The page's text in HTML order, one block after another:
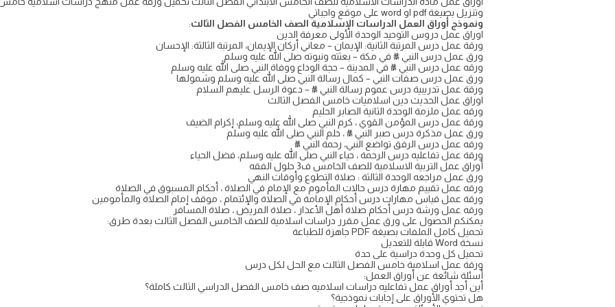
وتنزيل بصيغة pdf او word على موقع واجباتي
ونموذج أوراق العمل الدراسات الإسلامية الصف الخامس الفصل الثالث:
اوراق عمل دروس التوحيد الوحدة الأولى معرفة الدين
ورقة عمل درس المرتبة الثانية: الإيمان – معاني أركان الإيمان، المرتبة الثالثة: الإحسان
ورق عمل درس النبي ﷺ في مكة – بعثته ونبوته صلى الله عليه وسلم
ورقه عمل درس النبي ﷺ في المدينة – حجة الوداع ووفاة النبي صلى الله عليه وسلم
ورق عمل درس صفات النبي – كمال رسالة النبي صلى الله عليه وسلم وشمولها
ورقة عمل تدريبية درس عموم رسالة النبي ﷺ – دعوة الرسل عليهم السلام
اوراق عمل الحديث دين اسلاميات خامس الفصل الثالث
ورقه عمل ملزمة الوحدة الثانية الصابر الحليم
ورقة عمل درس المؤمن القوي ، كرم النبي صلى الله عليه وسلم، إكرام الضيف
ورق عمل مذكرة درس صبر النبي ﷺ ، حلم النبي صلى الله عليه وسلم
ورقه عمل درس الرفق تواضع النبي، رحمة النبي ﷺ
ورقة عمل تفاعليه درس الرحمة ، حياء النبي صلى الله عليه وسلم، فضل الحياء
أوراق عمل التربية الاسلامية للصف الخامس ف3 حلول الفقه
ورق عمل مراجعه الوحدة الثالثة : صلاة التطوع وأوقات النهي
ورقه عمل تقييم مهارة درس حالات المأموم مع الإمام في الصلاة ، أحكام المسبوق في الصلاة
ورقة عمل قياس مهارات درس أحكام الإمامة في الصلاة والإئتمام ، موقف إمام الصلاة والمأمومين
ورقه عمل ورشة درس أحكام صلاة أهل الأعذار ، صلاة المريض ، صلاة المسافر
يمكنكم الحصول على ورق عمل مقرر دراسات اسلامية للصف الخامس الفصل الثالث بعدة طرق:
تحميل كامل الملفات بصيغة PDF جاهزة للطباعة
نسخة Word قابلة للتعديل
تحميل كل وحدة دراسية على حدة
ورقة عمل اسلامية خامس الفصل الثالث مع الحل لكل درس
أسئلة شائعة عن أوراق العمل:
أين أجد أوراق عمل تفاعليه دراسات اسلاميه صف خامس الفصل الدراسي الثالث كاملة؟
هل تحتوي الأوراق على إجابات نموذجية؟